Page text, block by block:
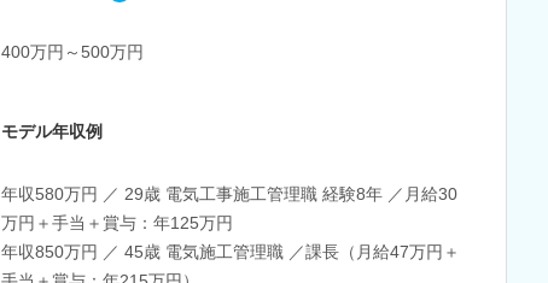
400万円～500万円
モデル年収例
年収580万円 ／ 29歳 電気工事施工管理職 経験8年 ／月給30
万円＋手当＋賞与：年125万円
年収850万円 ／ 45歳 電気施工管理職 ／課長（月給47万円＋